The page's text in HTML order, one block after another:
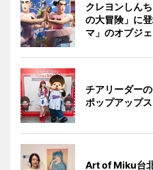
クレヨンしん
の大冒険」に
マ」のオブジ
チアリーダー
ポップアップ
Art of Miku台